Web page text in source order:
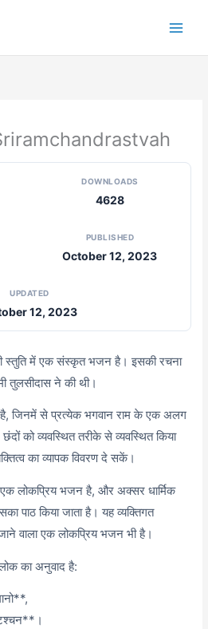
Sriramchandrastvah
DOWNLOADS
4628
PUBLISHED
October 12, 2023
UPDATED
12, 2023
स्तुति में एक संस्कृत भजन है। इसकी रचना
तुलसीदास ने की थी।
जिनमें से प्रत्येक भगवान राम के एक अलग
को व्यवस्थित तरीके से व्यवस्थित किया
का व्यापक विवरण दे सकें।
लोकप्रिय भजन है, और अक्सर धार्मिक
पाठ किया जाता है। यह व्यक्तिगत
वाला एक लोकप्रिय भजन भी है।
का अनुवाद है: